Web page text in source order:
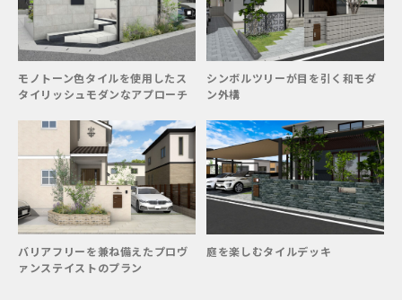
モノトーン色タイルを使用したス
タイリッシュモダンなアプローチ
シンボルツリーが目を引く和モダ
ン外構
バリアフリーを兼ね備えたプロヴ
ァンステイストのプラン
庭を楽しむタイルデッキ